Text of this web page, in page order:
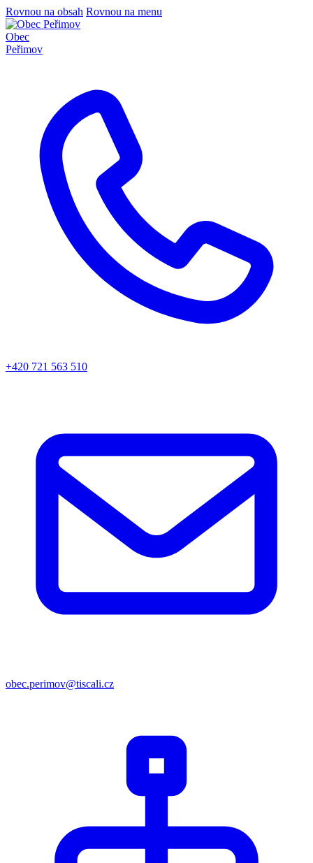
Rovnou na obsah Rovnou na menu
Obec
Peřimov
+420 721 563 510
obec.perimov@tiscali.cz